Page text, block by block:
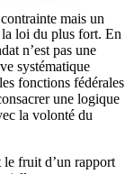
mais un
la loi du plus fort. En
n’est pas une
systématique
fonctions fédérales
une logique
la volonté du
le fruit d’un rapport